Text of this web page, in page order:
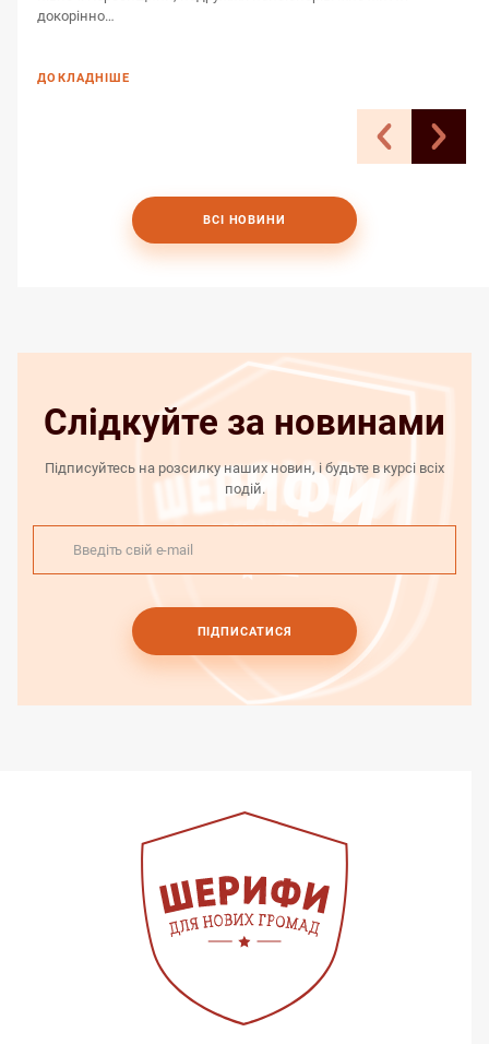
докорінно…
ДОКЛАДНІШЕ
ВСІ НОВИНИ
Слідкуйте за новинами
Підписуйтесь на розсилку наших новин, і будьте в курсі всіх
подій.
ПІДПИСАТИСЯ